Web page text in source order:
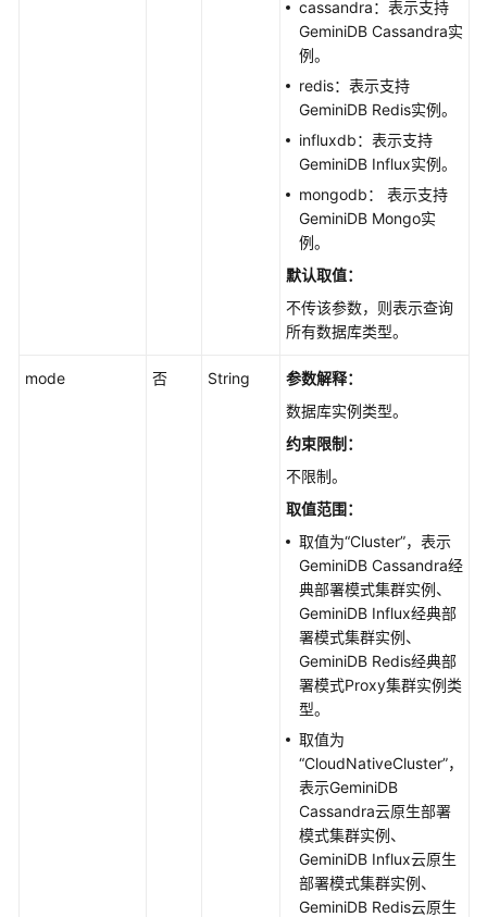
ModifyingParametersofaSpecifiedInstance
权
cassandra：表示支持
GeminiDB Cassandra实
例。
redis：表示支持
GeminiDB Redis实例。
influxdb：表示支持
GeminiDB Influx实例。
mongodb： 表示支持
GeminiDB Mongo实
例。
默认取值：
不传该参数，则表示查询
所有数据库类型。
mode 否 String
参数解释：
数据库实例类型。
约束限制：
不限制。
取值范围：
取值为“Cluster”，表示
GeminiDB Cassandra经
典部署模式集群实例、
GeminiDB Influx经典部
署模式集群实例、
GeminiDB Redis经典部
署模式Proxy集群实例类
型。
取值为
“CloudNativeCluster”，
表示GeminiDB
Cassandra云原生部署
模式集群实例、
GeminiDB Influx云原生
部署模式集群实例、
GeminiDB Redis云原生